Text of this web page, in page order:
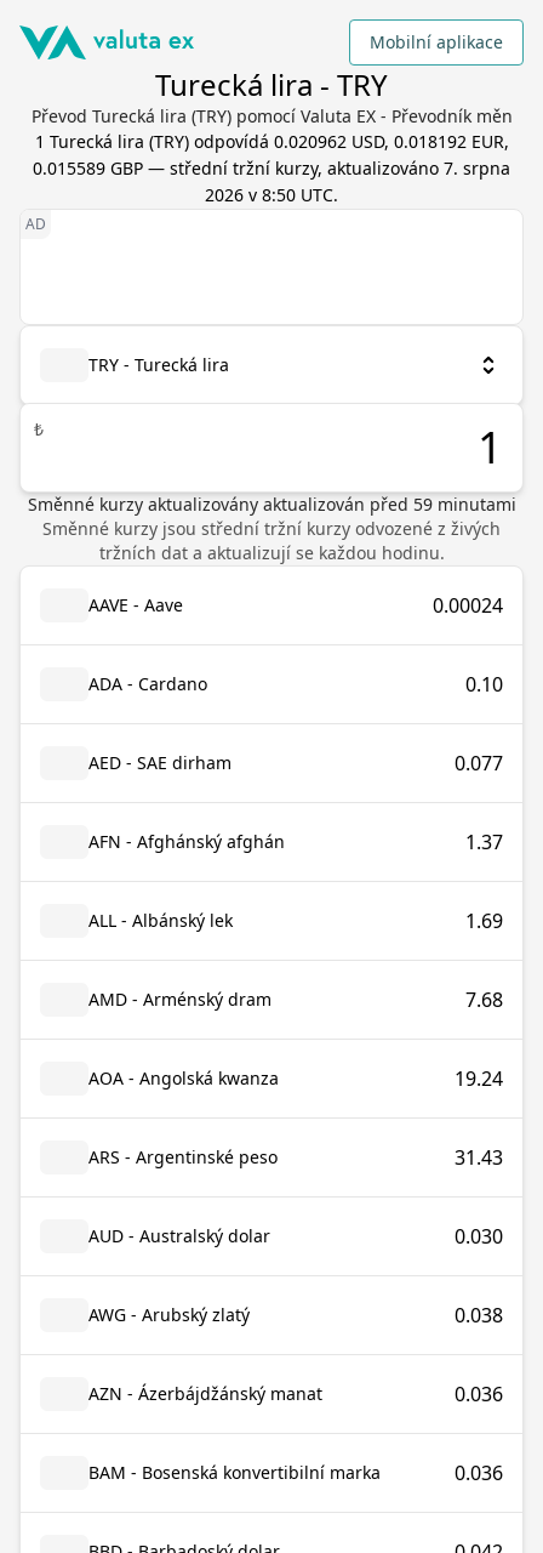
Mobilní aplikace
Turecká lira - TRY
Převod Turecká lira (TRY) pomocí Valuta EX - Převodník měn
1 Turecká lira (TRY) odpovídá 0.020962 USD, 0.018192 EUR,
0.015589 GBP — střední tržní kurzy, aktualizováno 7. srpna
2026 v 8:50 UTC.
TRY - Turecká lira
₺
Směnné kurzy aktualizovány aktualizován před 59minutami
Směnné kurzy jsou střední tržní kurzy odvozené z živých
tržních dat a aktualizují se každou hodinu.
AAVE - Aave 0.00024
ADA - Cardano 0.10
AED - SAE dirham 0.077
AFN - Afghánský afghán 1.37
ALL - Albánský lek 1.69
AMD - Arménský dram 7.68
AOA - Angolská kwanza 19.24
ARS - Argentinské peso 31.43
AUD - Australský dolar 0.030
AWG - Arubský zlatý 0.038
AZN - Ázerbájdžánský manat 0.036
BAM - Bosenská konvertibilní marka 0.036